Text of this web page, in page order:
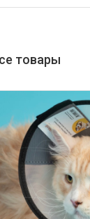
товары